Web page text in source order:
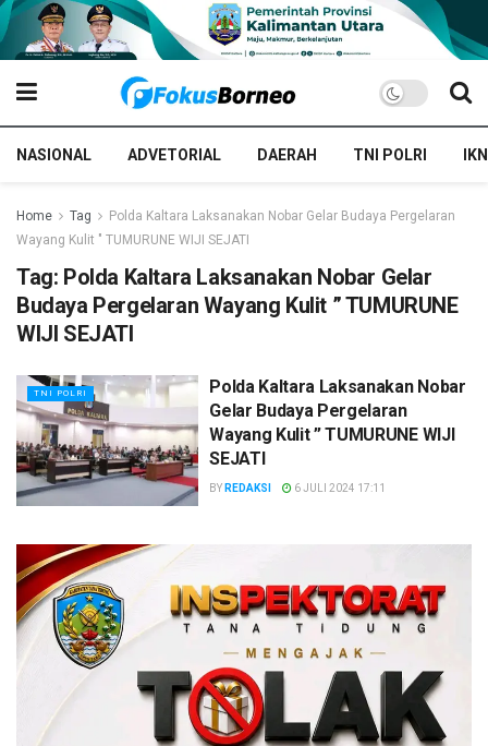
NASIONAL ADVETORIAL DAERAH TNI POLRI IKN
Home Tag
Polda Kaltara Laksanakan Nobar Gelar Budaya Pergelaran
Wayang Kulit " TUMURUNE WIJI SEJATI
Tag: Polda Kaltara Laksanakan Nobar Gelar
Budaya Pergelaran Wayang Kulit ” TUMURUNE
WIJI SEJATI
TNI POLRI
Polda Kaltara Laksanakan Nobar
Gelar Budaya Pergelaran
Wayang Kulit ” TUMURUNE WIJI
SEJATI
BY REDAKSI 6 JULI 2024 17:11